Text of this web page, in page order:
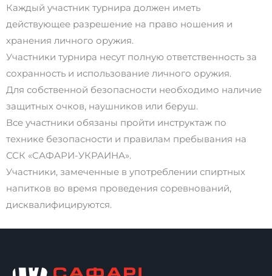
Каждый участник турнира должен иметь
действующее разрешение на право ношения и
хранения личного оружия.
Участники турнира несут полную ответственность за
сохранность и использование личного оружия.
Для собственной безопасности необходимо наличие
защитных очков, наушников или беруш.
Все участники обязаны пройти инструктаж по
технике безопасности и правилам пребывания на
ССК «САФАРИ-УКРАИНА».
Участники, замеченные в употреблении спиртных
напитков во время проведения соревнований,
дисквалифицируются.